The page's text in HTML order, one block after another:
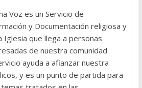
Voz es un Servicio de
y Documentación religiosa y
Iglesia que llega a personas
de nuestra comunidad
ayuda a afianzar nuestra
y es un punto de partida para